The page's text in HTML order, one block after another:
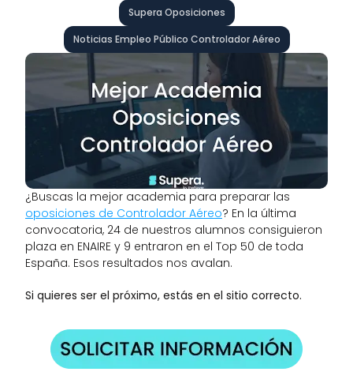
Supera Oposiciones
Noticias Empleo Público Controlador Aéreo
oposiciones de Controlador Aéreo? En la última
convocatoria, 24 de nuestros alumnos consiguieron
plaza en ENAIRE y 9 entraron en el Top 50 de toda
España. Esos resultados nos avalan.
Si quieres ser el próximo, estás en el sitio correcto.